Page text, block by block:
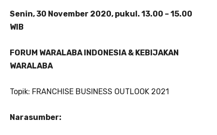
Senin, 30 November 2020, pukul. 13.00 – 15.00
WIB
FORUM WARALABA INDONESIA & KEBIJAKAN
WARALABA
Topik: FRANCHISE BUSINESS OUTLOOK 2021
Narasumber: